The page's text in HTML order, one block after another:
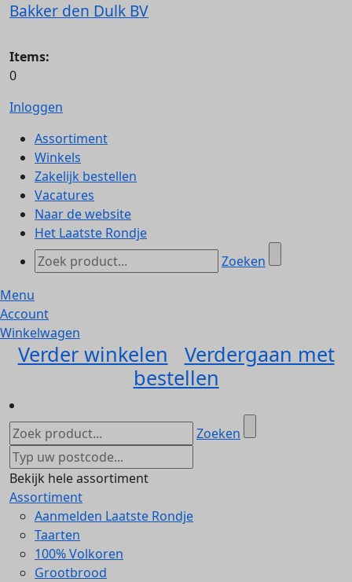
Bakker den Dulk BV
Items:
0
Inloggen
Assortiment
Winkels
Zakelijk bestellen
Vacatures
Naar de website
Het Laatste Rondje
Zoeken
Menu
Account
Winkelwagen
Verder winkelen
Verdergaan met
bestellen
Zoeken
Bekijk hele assortiment
Assortiment
Aanmelden Laatste Rondje
Taarten
100% Volkoren
Grootbrood